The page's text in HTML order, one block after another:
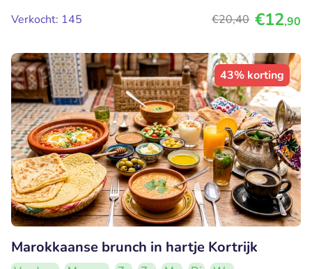
Verkocht: 145
€20,40 €12,90
43% korting
Marokkaanse brunch in hartje Kortrijk